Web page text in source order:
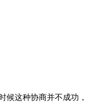
候这种协商并不成功，